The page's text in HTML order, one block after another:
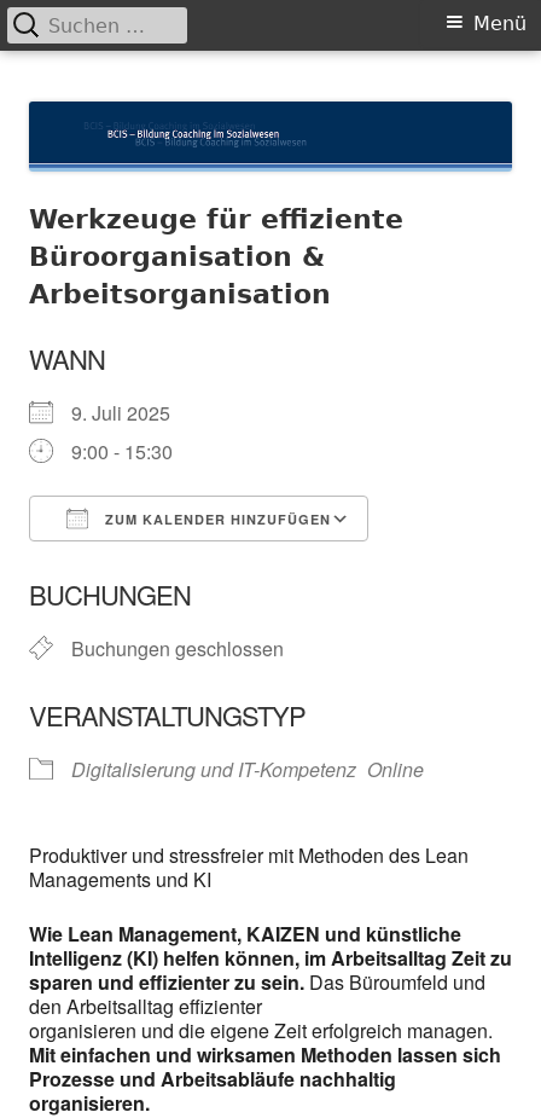
zum
Primäres
Menü
Suchen
nach:
Werkzeuge für effiziente
Büroorganisation &
Arbeitsorganisation
WANN
9. Juli 2025
9:00 - 15:30
ZUM KALENDER HINZUFÜGEN
BUCHUNGEN
Buchungen geschlossen
VERANSTALTUNGSTYP
Digitalisierung und IT-Kompetenz Online
Produktiver und stressfreier mit Methoden des Lean
Managements und KI
Wie Lean Management, KAIZEN und künstliche
Intelligenz (KI) helfen können, im Arbeitsalltag Zeit zu
sparen und effizienter zu sein. Das Büroumfeld und
den Arbeitsalltag effizienter
organisieren und die eigene Zeit erfolgreich managen.
Mit einfachen und wirksamen Methoden lassen sich
Prozesse und Arbeitsabläufe nachhaltig
organisieren.